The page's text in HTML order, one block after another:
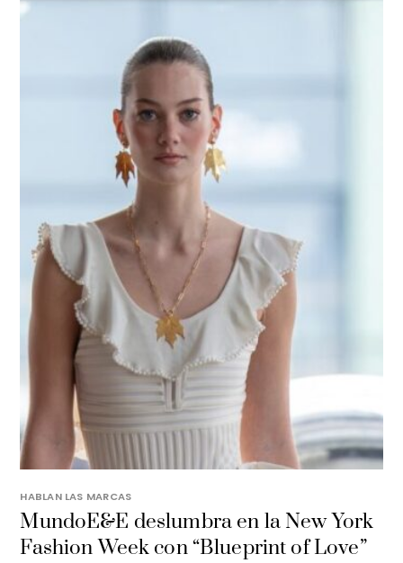
HABLAN LAS MARCAS
MundoE&E deslumbra en la New York
Fashion Week con “Blueprint of Love”